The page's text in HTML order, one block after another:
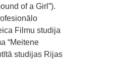
of a Girl”).
Filmu studija
“Meitene
studijas Rijas